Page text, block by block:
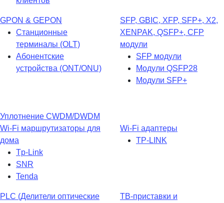
GPON & GEPON
Станционные
терминалы (OLT)
Абонентские
устройства (ONT/ONU)
SFP, GBIC, XFP, SFP+, X2,
XENPAK, QSFP+, CFP
модули
SFP модули
Модули QSFP28
Модули SFP+
Уплотнение CWDM/DWDM
Wi-Fi маршрутизаторы для
дома
Tp-Link
SNR
Tenda
Wi-Fi адаптеры
TP-LINK
PLC (Делители оптические
ТВ-приставки и